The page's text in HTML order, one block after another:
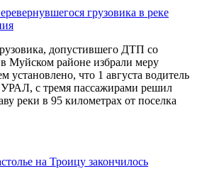
грузовика в реке
допустившего ДТП со
Муйском районе избрали меру
установлено, что 1 августа водитель
УРАЛ, с тремя пассажирами решил
реки в 95 километрах от поселка
на Троицу закончилось